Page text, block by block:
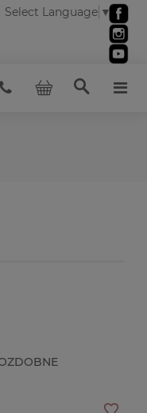
Select Language ▼